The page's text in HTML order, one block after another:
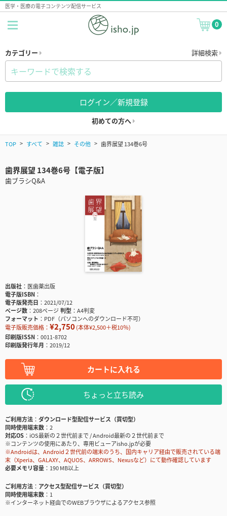
医学・医療の電子コンテンツ配信サービス
0
カテゴリー 詳細検索
ログイン／新規登録
初めての方へ
TOP すべて 雑誌 その他 歯界展望 134巻6号
歯界展望 134巻6号【電子版】
歯ブラシQ&A
出版社
医歯薬出版
電子版ISBN
電子版発売日
2021/07/12
ページ数
208ページ判型
A4判変
フォーマット
PDF（パソコンへのダウンロード不可）
電子版販売価格： ¥2,750(本体¥2,500＋税10％)
印刷版ISSN
0011-8702
印刷版発行年月
2019/12
カートに入れる
ちょっと立ち読み
ご利用方法
ダウンロード型配信サービス（買切型）
同時使用端末数
2
対応OS
iOS最新の２世代前まで / Android最新の２世代前まで
※コンテンツの使用にあたり、専用ビューアisho.jpが必要
※Androidは、Android２世代前の端末のうち、国内キャリア経由で販売されている端
末（Xperia、GALAXY、AQUOS、ARROWS、Nexusなど）にて動作確認しています
必要メモリ容量
190 MB以上
ご利用方法
アクセス型配信サービス（買切型）
同時使用端末数
1
※インターネット経由でのWEBブラウザによるアクセス参照